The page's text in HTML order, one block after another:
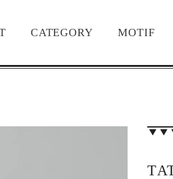
CATEGORY MOTIF